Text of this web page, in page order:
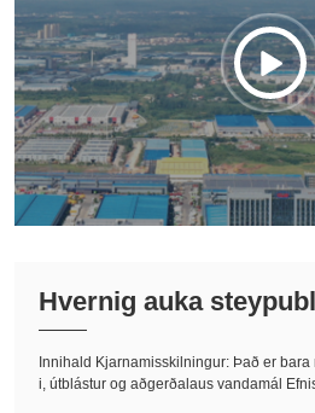

Hvernig auka
sjálfbærni...<
Innihald Kjarnamisskilningur: Það er
i, útblástur og aðgerðalaus vandamál